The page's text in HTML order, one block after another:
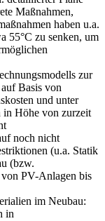
Maßnahmen,
haben u.a.
55°C zu senken, um
zur
Basis von
und unter
Höhe von zurzeit
noch nicht
(u.a. Statik
(bzw.
PV-Anlagen bis
im Neubau:
in